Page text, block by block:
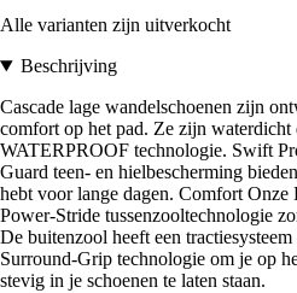
Alle varianten zijn uitverkocht
Beschrijving
Cascade lage wandelschoenen zijn
comfort op het pad. Ze zijn
WATERPROOF technologie. Swift
Guard teen- en hielbescherming
hebt voor lange dagen. Comfort
Power-Stride tussenzooltechnologie
De buitenzool heeft een
Surround-Grip technologie om je op
stevig in je schoenen te laten staan.